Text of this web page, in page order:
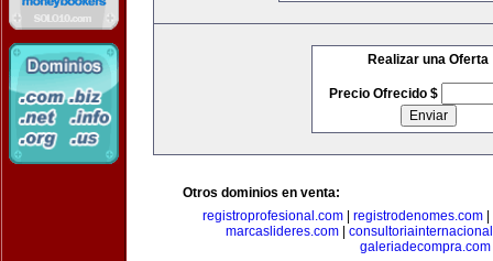
Realizar una Oferta
Precio Ofrecido $
Otros dominios en venta:
registroprofesional.com| registrodenomes.com|
marcaslideres.com
galeriadecompra.com